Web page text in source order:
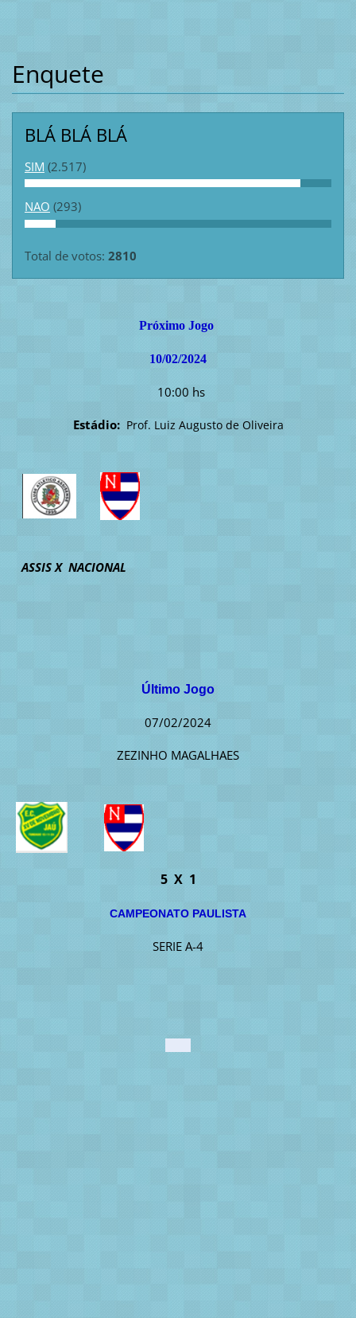
Enquete
BLÁ BLÁ BLÁ
SIM (2.517)
NAO (293)
Total de votos: 2810
Próximo Jogo
10/02/2024
10:00 hs
Estádio: Prof. Luiz Augusto de Oliveira
ASSIS X NACIONAL
Último Jogo
07/02/2024
ZEZINHO MAGALHAES
5 X 1
CAMPEONATO PAULISTA
SERIE A-4